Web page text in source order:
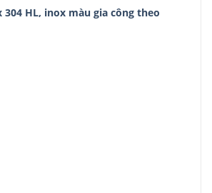
304 HL, inox màu gia công theo